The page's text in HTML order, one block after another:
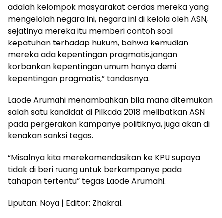
adalah kelompok masyarakat cerdas mereka yang
mengelolah negara ini, negara ini di kelola oleh ASN,
sejatinya mereka itu memberi contoh soal
kepatuhan terhadap hukum, bahwa kemudian
mereka ada kepentingan pragmatis,jangan
korbankan kepentingan umum hanya demi
kepentingan pragmatis,” tandasnya.
Laode Arumahi menambahkan bila mana ditemukan
salah satu kandidat di Pilkada 2018 melibatkan ASN
pada pergerakan kampanye politiknya, juga akan di
kenakan sanksi tegas.
“Misalnya kita merekomendasikan ke KPU supaya
tidak di beri ruang untuk berkampanye pada
tahapan tertentu” tegas Laode Arumahi.
Liputan: Noya | Editor: Zhakral.